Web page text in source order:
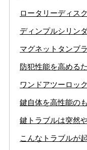
ロータリーディス
ディンプルシリン
マグネットタンブ
防犯性能を高める
ワンドアツーロッ
鍵自体を高性能の
鍵トラブルは突然
こんなトラブルが